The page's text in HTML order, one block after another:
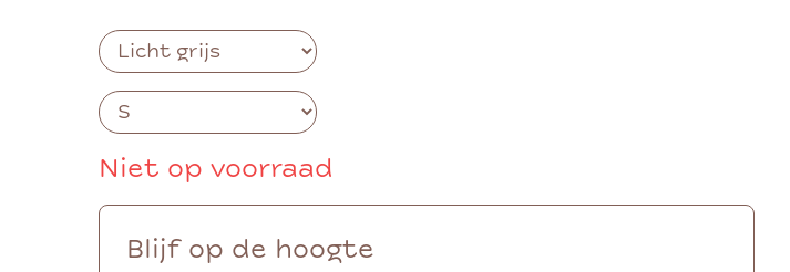
Niet op voorraad
Blijf op de hoogte